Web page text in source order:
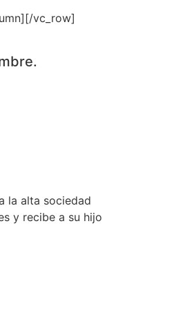
vc_row]
la alta sociedad
y recibe a su hijo